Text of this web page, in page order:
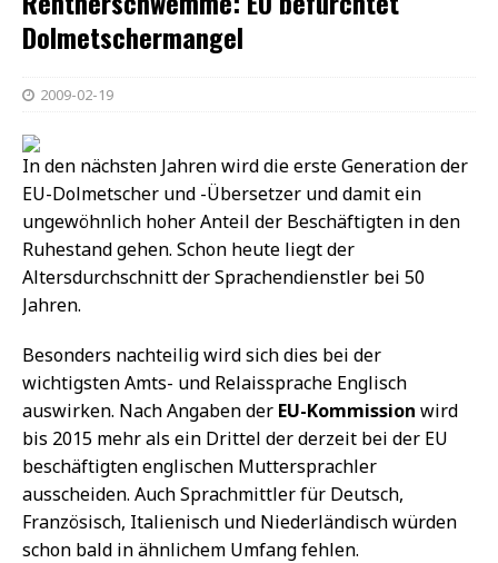
Dolmetschermangel
2009-02-19
In den nächsten Jahren wird die erste Generation der
EU-Dolmetscher und -Übersetzer und damit ein
ungewöhnlich hoher Anteil der Beschäftigten in den
Ruhestand gehen. Schon heute liegt der
Altersdurchschnitt der Sprachendienstler bei 50
Jahren.
Besonders nachteilig wird sich dies bei der
wichtigsten Amts- und Relaissprache Englisch
auswirken. Nach Angaben der EU-Kommission wird
bis 2015 mehr als ein Drittel der derzeit bei der EU
beschäftigten englischen Muttersprachler
ausscheiden. Auch Sprachmittler für Deutsch,
Französisch, Italienisch und Niederländisch würden
schon bald in ähnlichem Umfang fehlen.